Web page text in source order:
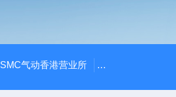
SMC气动香港营业所 PAX1212-